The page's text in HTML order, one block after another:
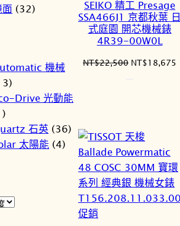
(32)
機械
Drive 光動能
石英 (36)
太陽能 (4)
商
品
SEIKO 精工 Presage
SSA466J1 京都秋葉 日
式庭園 開芯機械錶
4R39-00W0L
NT$22,500 原
NT$18,675
促銷